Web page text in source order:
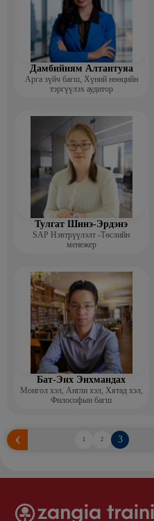
Дамбийням Алтантуяа
Арга зүйч багш, Хүний нөөцийн
тэргүүлэх аудитор
Тулгат Шинэ-Эрдэнэ
SAP Нэвтрүүлэлт -Төслийн
менежер
Бат-Энх Энхмандах
Монгол хэл, Англи хэл, Хятад хэл,
Философын багш
1 2 3